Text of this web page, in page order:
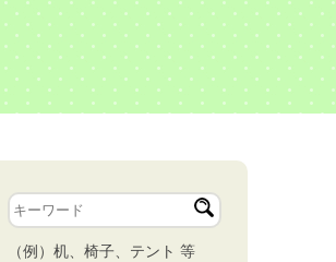
（例）机、椅子、テント 等